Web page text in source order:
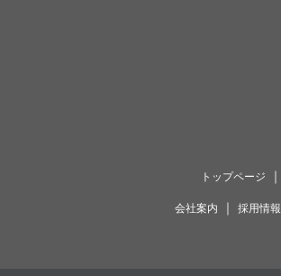
トップページ ｜
会社案内 ｜ 採用情報